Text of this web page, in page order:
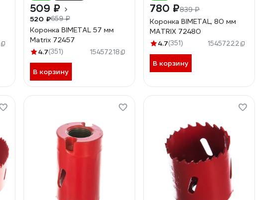
509 ₽
520 ₽659 ₽
Коронка BIMETAL 57 мм
Matrix 72457
4.7(351) 15457218
В корзину
780 ₽839 ₽
Коронка BIMETAL, 80 мм
MATRIX 72480
4.7(351) 15457222
В корзину